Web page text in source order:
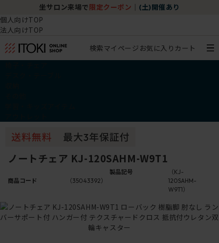
坐サロン来場で 限定クーポン (土)開催あり
個人向けTOP
法人向けTOP
検索マイページ お気に入り カート
ノートチェア KJ-120SAHM-W9T1
商品コード （35043392）
製品記号
（KJ-
120SAHM-
W9T1）